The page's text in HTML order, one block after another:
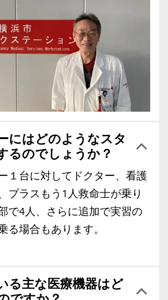
にはどのようなスタ
るのでしょうか？
１台に対してドクター、看護
プラスもう1人救命士が乗り
で4人、さらに追加で実習の
る場合もあります。
る主な医療機器はど